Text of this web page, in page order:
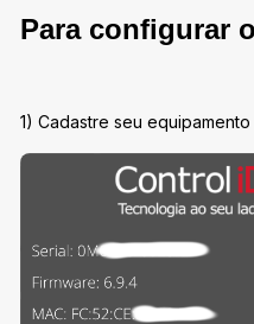
Para configurar
1) Cadastre seu